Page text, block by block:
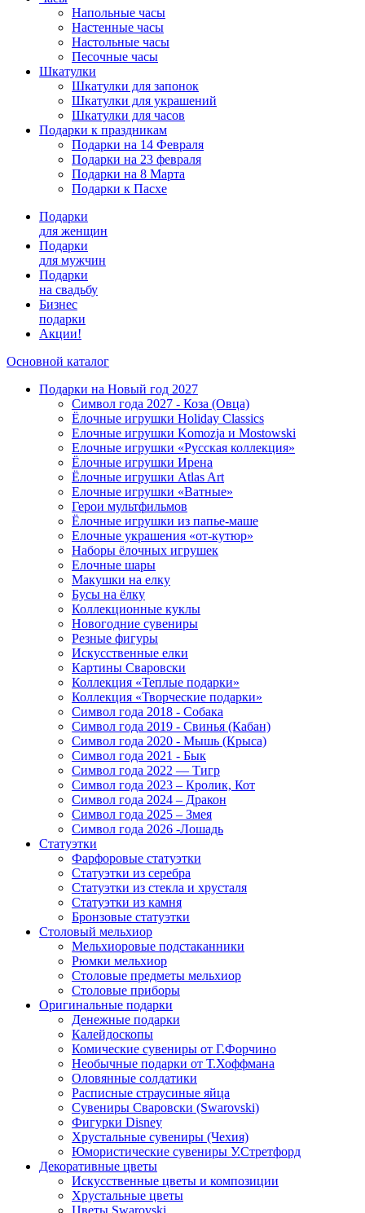
Напольные часы
Настенные часы
Настольные часы
Песочные часы
Шкатулки
Шкатулки для запонок
Шкатулки для украшений
Шкатулки для часов
Подарки к праздникам
Подарки на 14 Февраля
Подарки на 23 февраля
Подарки на 8 Марта
Подарки к Пасхе
Подарки
для женщин
Подарки
для мужчин
Подарки
на свадьбу
Бизнес
подарки
Акции!
Основной каталог
Подарки на Новый год 2027
Символ года 2027 - Коза (Овца)
Ёлочные игрушки Holiday Classics
Елочные игрушки Komozja и Mostowski
Елочные игрушки «Русская коллекция»
Ёлочные игрушки Ирена
Ёлочные игрушки Atlas Art
Елочные игрушки «Ватные»
Герои мультфильмов
Ёлочные игрушки из папье-маше
Елочные украшения «от-кутюр»
Наборы ёлочных игрушек
Елочные шары
Макушки на елку
Бусы на ёлку
Коллекционные куклы
Новогодние сувениры
Резные фигуры
Искусственные елки
Картины Сваровски
Коллекция «Теплые подарки»
Коллекция «Творческие подарки»
Символ года 2018 - Собака
Символ года 2019 - Свинья (Кабан)
Символ года 2020 - Мышь (Крыса)
Символ года 2021 - Бык
Символ года 2022 — Тигр
Символ года 2023 – Кролик, Кот
Символ года 2024 – Дракон
Символ года 2025 – Змея
Символ года 2026 -Лошадь
Статуэтки
Фарфоровые статуэтки
Статуэтки из серебра
Статуэтки из стекла и хрусталя
Статуэтки из камня
Бронзовые статуэтки
Столовый мельхиор
Мельхиоровые подстаканники
Рюмки мельхиор
Столовые предметы мельхиор
Столовые приборы
Оригинальные подарки
Денежные подарки
Калейдоскопы
Комические сувениры от Г.Форчино
Необычные подарки от Т.Хоффмана
Оловянные солдатики
Расписные страусиные яйца
Сувениры Сваровски (Swarovski)
Фигурки Disney
Хрустальные сувениры (Чехия)
Юмористические сувениры У.Стретфорд
Декоративные цветы
Искусственные цветы и композиции
Хрустальные цветы
Цветы Swarovski